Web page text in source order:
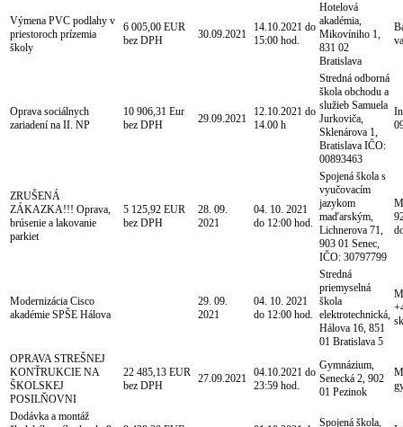
Výmena PVC podlahy v
priestoroch prízemia
školy
6 005,00 EUR
bez DPH
30.09.2021
14.10.2021 do
15:00 hod.
Hotelová
akadémia,
Mikovíniho 1,
831 02
Bratislava
Oprava sociálnych
zariadení na II. NP
10 906,31 Eur
bez DPH
29.09.2021
12.10.2021 do
14.00 h
Stredná odborná
škola obchodu a
služieb Samuela
Jurkoviča,
Sklenárova 1,
Bratislava IČO:
00893463
ZRUŠENÁ
ZÁKAZKA!!! Oprava,
brúsenie a lakovanie
parkiet
5 125,92 EUR
bez DPH
28. 09.
2021
04. 10. 2021
do 12:00 hod.
Spojená škola s
vyučovacím
jazykom
maďarským,
Lichnerova 71,
903 01 Senec,
IČO: 30797799
Modernizácia Cisco
akadémie SPŠE Hálova
29. 09.
2021
04. 10. 2021
do 12:00 hod.
Stredná
priemyselná
škola
elektrotechnická,
Hálova 16, 851
01 Bratislava 5
OPRAVA STREŠNEJ
KONŤRUKCIE NA
ŠKOLSKEJ
POSILŇOVNI
22 485,13 EUR
bez DPH
27.09.2021 04.10.2021 do
23:59 hod.
Gymnázium,
Senecká 2, 902
01 Pezinok
Dodávka a montáž
Spojená škola,